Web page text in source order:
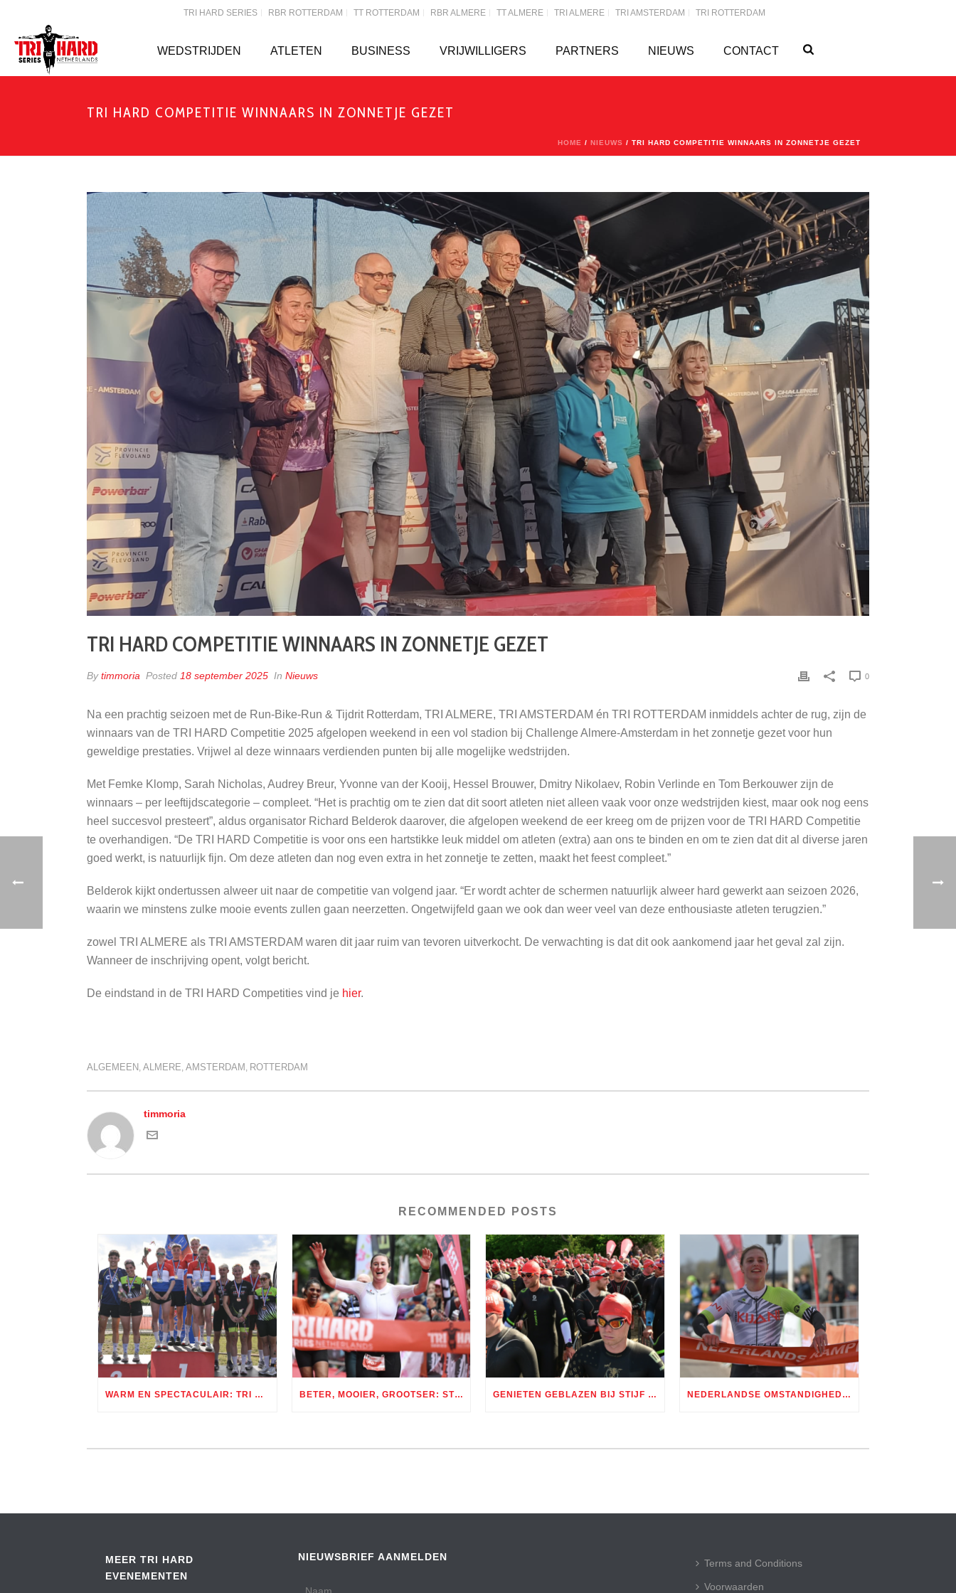
TRI HARD SERIES RBR ROTTERDAM TT ROTTERDAM RBR ALMERE TT ALMERE TRI ALMERE TRI AMSTERDAM TRI ROTTERDAM
WEDSTRIJDEN ATLETEN BUSINESS VRIJWILLIGERS PARTNERS NIEUWS CONTACT
TRI HARD COMPETITIE WINNAARS IN ZONNETJE GEZET
HOME / NIEUWS / TRI HARD COMPETITIE WINNAARS IN ZONNETJE GEZET
TRI HARD COMPETITIE WINNAARS IN ZONNETJE GEZET
Bytimmoria Posted 18 september 2025 In Nieuws 0
Na een prachtig seizoen met de Run-Bike-Run & Tijdrit Rotterdam, TRI ALMERE, TRI AMSTERDAM én TRI ROTTERDAM inmiddels achter de rug, zijn de
winnaars van de TRI HARD Competitie 2025 afgelopen weekend in een vol stadion bij Challenge Almere-Amsterdam in het zonnetje gezet voor hun
geweldige prestaties. Vrijwel al deze winnaars verdienden punten bij alle mogelijke wedstrijden.
Met Femke Klomp, Sarah Nicholas, Audrey Breur, Yvonne van der Kooij, Hessel Brouwer, Dmitry Nikolaev, Robin Verlinde en Tom Berkouwer zijn de
winnaars – per leeftijdscategorie – compleet. “Het is prachtig om te zien dat dit soort atleten niet alleen vaak voor onze wedstrijden kiest, maar ook nog eens
heel succesvol presteert”, aldus organisator Richard Belderok daarover, die afgelopen weekend de eer kreeg om de prijzen voor de TRI HARD Competitie
te overhandigen. “De TRI HARD Competitie is voor ons een hartstikke leuk middel om atleten (extra) aan ons te binden en om te zien dat dit al diverse jaren
goed werkt, is natuurlijk fijn. Om deze atleten dan nog even extra in het zonnetje te zetten, maakt het feest compleet.”
Belderok kijkt ondertussen alweer uit naar de competitie van volgend jaar. “Er wordt achter de schermen natuurlijk alweer hard gewerkt aan seizoen 2026,
waarin we minstens zulke mooie events zullen gaan neerzetten. Ongetwijfeld gaan we ook dan weer veel van deze enthousiaste atleten terugzien.”
zowel TRI ALMERE als TRI AMSTERDAM waren dit jaar ruim van tevoren uitverkocht. De verwachting is dat dit ook aankomend jaar het geval zal zijn.
Wanneer de inschrijving opent, volgt bericht.
De eindstand in de TRI HARD Competities vind je hier.
ALGEMEEN, ALMERE, AMSTERDAM , ROTTERDAM
timmoria
RECOMMENDED POSTS
WARM EN SPECTACULAIR: TRI ROTTERDAM LEVERT TWEE DAGEN TRIATHLONSPEKTAKEL BETER, MOOIER, GROOTSER: STIJF UITVERKOCHTE TRI AMSTERDAM GROOT SUCCES GENIETEN GEBLAZEN BIJ STIJF UITVERKOCHTE EDITIE TRI ALMERE NEDERLANDSE OMSTANDIGHEDEN, PRACHTIGE STRIJD: SEIZOENSOPENER TRI HARD SERIES BIJ RBR / TIJDRIT ROTTERDAM SPECTACULAIR
MEER TRI HARD
EVENEMENTEN
NIEUWSBRIEF AANMELDEN
Terms and Conditions
Voorwaarden